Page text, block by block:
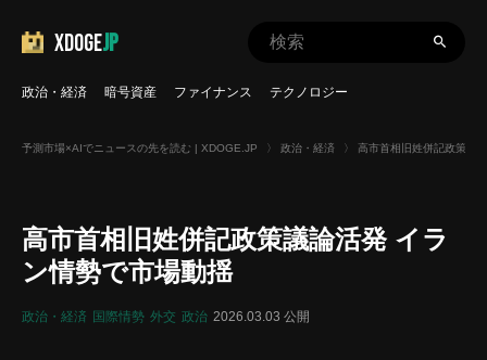
XDOGEJP
政治・経済 暗号資産 ファイナンス テクノロジー
予測市場×AIでニュースの先を読む | XDOGE.JP 〉 政治・経済 〉 高市首相旧姓併記政策議
高市首相旧姓併記政策議論活発 イラ
ン情勢で市場動揺
政治・経済 国際情勢 外交 政治 2026.03.03 公開